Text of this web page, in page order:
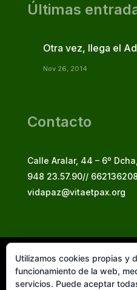
Últimas
Otra vez, llega el
Nov 26, 2014
Contacto
Calle Aralar, 44 – 6º
948 23.57.90// 662136208
vidapaz@vitaetpax.org
Vita et
© Instituto Secular
Utilizamos cookies propias y
funcionamiento de la web,
servicios. Puede aceptar